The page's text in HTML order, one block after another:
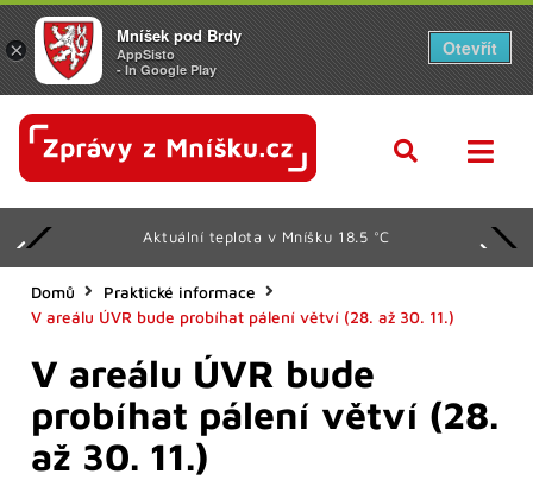
Aktuální teplota v Mníšku 18.5 °C
Domů
Praktické informace
V areálu ÚVR bude probíhat pálení větví (28. až 30. 11.)
V areálu ÚVR bude
probíhat pálení větví (28.
až 30. 11.)
×
Mníšek pod Brdy
AppSisto
- In Google Play
Otevřít